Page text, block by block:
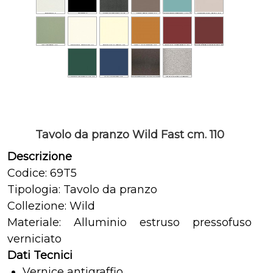
Tavolo da pranzo Wild Fast cm. 110
Descrizione
Codice: 69T5
Tipologia: Tavolo da pranzo
Collezione: Wild
Materiale: Alluminio estruso pressofuso
verniciato
Dati Tecnici